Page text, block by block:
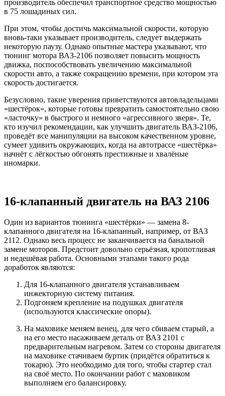
производитель обеспечил транспортное средство мощностью
в 75 лошадиных сил.
При этом, чтобы достичь максимальной скорости, которую
вновь-таки указывает производитель, следует выдержать
некоторую паузу. Однако опытные мастера указывают, что
тюнинг мотора ВАЗ-2106 позволяет повысить мощность
движка, поспособствовать увеличению максимальной
скорости авто, а также сокращению времени, при котором эта
скорость достигается.
Безусловно, такие уверения приветствуются автовладельцами
«шестёрок», которые готовы превратить самостоятельно свою
«ласточку» в быстрого и немного «агрессивного зверя». Те,
кто изучил рекомендации, как улучшить двигатель ВАЗ-2106,
проведёт все манипуляции на высоком качественном уровне,
сумеет удивить окружающих, когда на автотрассе «шестёрка»
начнёт с лёгкостью обгонять престижные и хвалёные
иномарки.
16-клапанный двигатель на ВАЗ 2106
Один из вариантов тюнинга «шестёрки» — замена 8-
клапанного двигателя на 16-клапанный, например, от ВАЗ
2112. Однако весь процесс не заканчивается на банальной
замене моторов. Предстоит довольно серьёзная, кропотливая
и недешёвая работа. Основными этапами такого рода
доработок являются:
Для 16-клапанного двигателя устанавливаем
инжекторную систему питания.
Подгоняем крепление на подушках двигателя
(используются классические опоры).
На маховике меняем венец, для чего сбиваем старый, а
на его место насаживаем деталь от ВАЗ 2101 с
предварительным нагревом. Затем со стороны двигателя
на маховике стачиваем буртик (придётся обратиться к
токарю). Это необходимо для того, чтобы стартер стал
на своё место. По окончании работ с маховиком
выполняем его балансировку.